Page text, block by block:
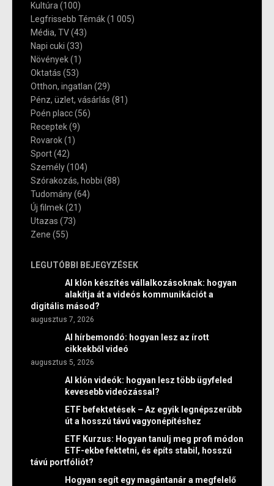
Kultúra(100)
Legfrissebb Témák(1 005)
Média, TV(43)
Napi cuki (33)
Növények(1)
Oktatás (53)
Otthon, ingatlan (29)
Pénz, üzlet, vásárlás (81)
Poén placc(56)
Receptek(9)
Rovarok(1)
Sport(42)
Személy(104)
Szórakozás, hobbi (88)
Tudomány(64)
Új filmek(21)
Utazas (73)
Zene (55)
LEGUTÓBBI BEJEGYZÉSEK
AI klón készítés vállalkozásoknak: hogyan
alakítja át a videós kommunikációt a
digitális másod?
augusztus 7, 2026
AI hírbemondó: hogyan lesz az írott
cikkekből videó
augusztus 5, 2026
AI klón videók: hogyan lesz több ügyfeled
kevesebb videózással?
ETF befektetések – Az egyik legnépszerűbb
út a hosszú távú vagyonépítéshez
ETF Kurzus: Hogyan tanulj meg profi módon
ETF-ekbe fektetni, és építs stabil, hosszú
távú portfóliót?
Hogyan segít egy magántanár a megfelelő